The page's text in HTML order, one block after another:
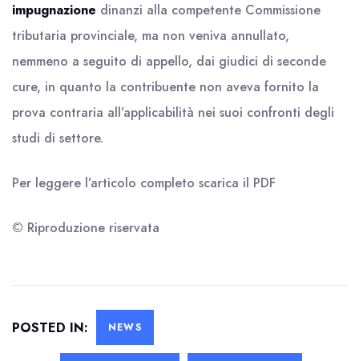
impugnazione dinanzi alla competente Commissione
tributaria provinciale, ma non veniva annullato,
nemmeno a seguito di appello, dai giudici di seconde
cure, in quanto la contribuente non aveva fornito la
prova contraria all’applicabilità nei suoi confronti degli
studi di settore.
Per leggere l’articolo completo scarica il PDF
© Riproduzione riservata
POSTED IN: NEWS